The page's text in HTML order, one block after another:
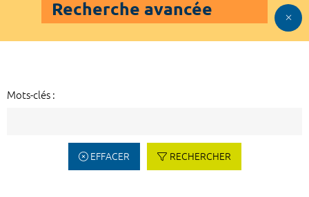
Recherche avancée
Mots-clés :
EFFACER RECHERCHER